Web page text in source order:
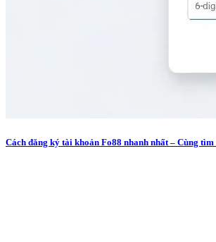
Cách đăng ký tài khoản Fo88 nhanh nhất – Cùng tìm